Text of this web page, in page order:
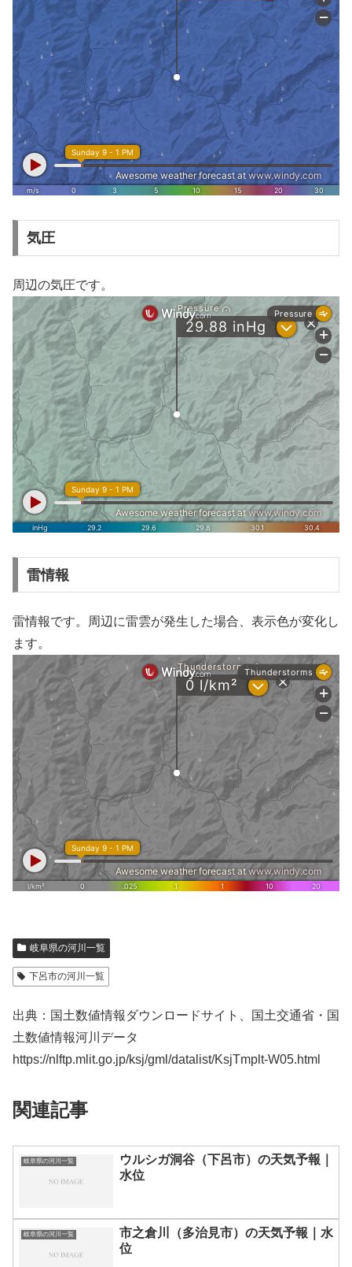
気圧
周辺の気圧です。
雷情報
雷情報です。周辺に雷雲が発生した場合、表示色が変化し
ます。
岐阜県の河川一覧
下呂市の河川一覧
出典：国土数値情報ダウンロードサイト、国土交通省・国
土数値情報河川データ
https://nlftp.mlit.go.jp/ksj/gml/datalist/KsjTmplt-W05.html
関連記事
岐阜県の河川一覧
ウルシガ洞谷（下呂市）の天気予報｜
水位
岐阜県の河川一覧
市之倉川（多治見市）の天気予報｜水
位